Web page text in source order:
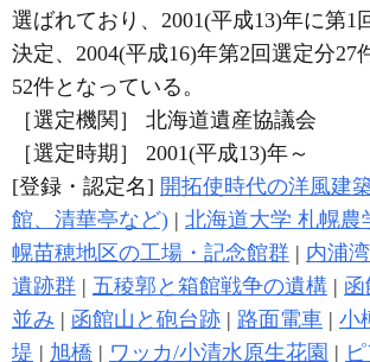
選ばれており、2001(平成13)年に第1
決定、2004(平成16)年第2回選定分27
52件となっている。
［選定機関］ 北海道遺産協議会
［選定時期］ 2001(平成13)年～
[登録・認定名] 開拓使時代の洋風建
館、清華亭など) | 北海道大学 札幌農
幌苗穂地区の工場・記念館群 | 内浦
遺跡群 | 五稜郭と箱館戦争の遺構 |
並み | 函館山と砲台跡 | 路面電車 | 小
堤 | 旭橋 | ワッカ/小清水原生花園 |